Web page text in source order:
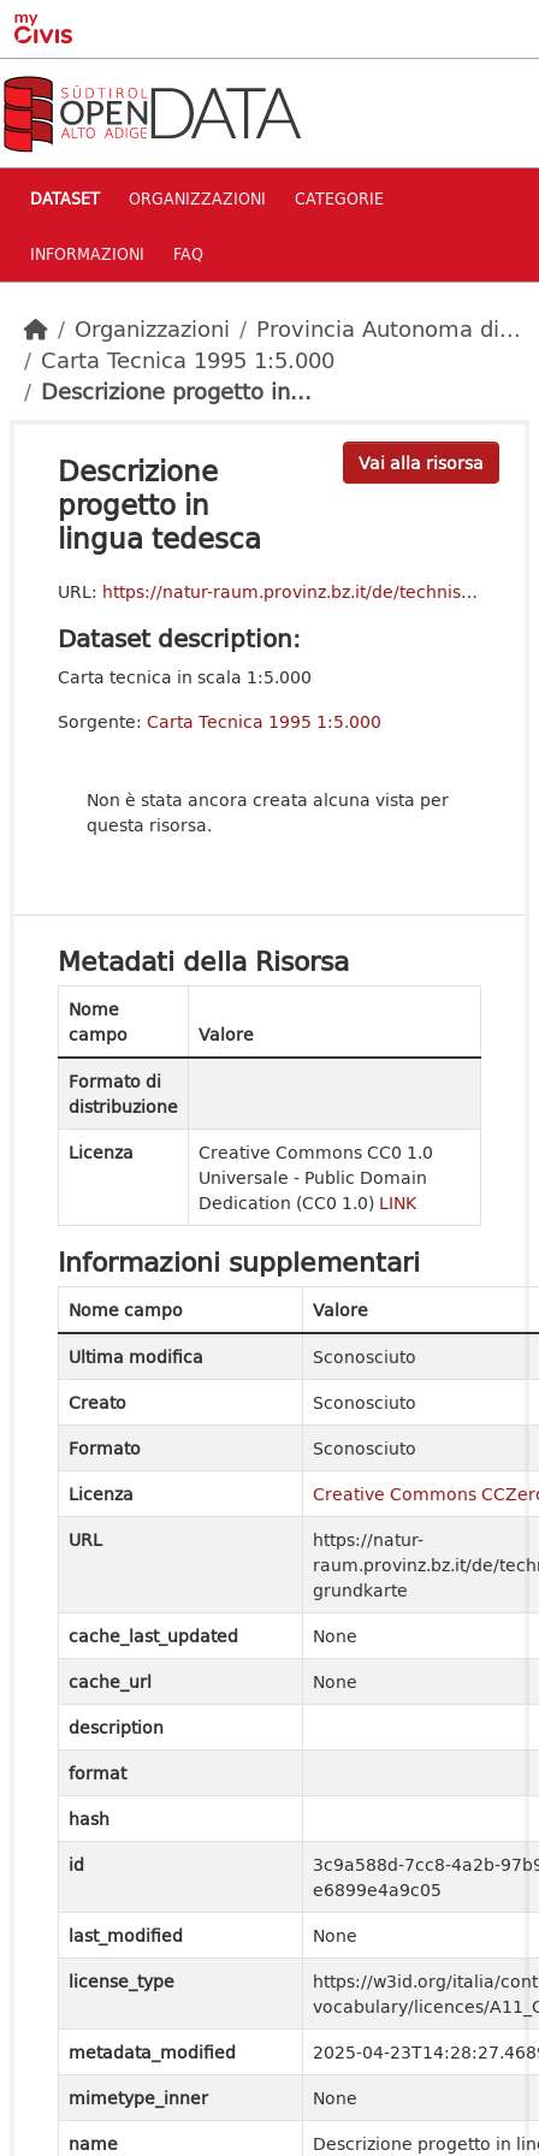
Skip to main content
DATASET ORGANIZZAZIONI CATEGORIE
INFORMAZIONI FAQ
Organizzazioni
Provincia Autonoma di...
Carta Tecnica 1995 1:5.000
Descrizione progetto in...
Vai alla risorsa
Descrizione
progetto in
lingua tedesca
URL: https://natur-raum.provinz.bz.it/de/technische-grundkarte
Dataset description:
Carta tecnica in scala 1:5.000
Sorgente: Carta Tecnica 1995 1:5.000
Non è stata ancora creata alcuna vista per
questa risorsa.
Metadati della Risorsa
Nome
campo
Valore
Formato di
distribuzione
Licenza
Creative Commons CC0 1.0
Universale - Public Domain
Dedication (CC0 1.0) LINK
Informazioni supplementari
Nome campo
Valore
Ultima modifica
Sconosciuto
Creato
Sconosciuto
Formato
Sconosciuto
Licenza
Creative Commons
URL
https://natur-
raum.provinz.bz.it/de/
grundkarte
cache_last_updated
None
cache_url
None
description
format
hash
id
3c9a588d-7cc8-4a2b-
e6899e4a9c05
last_modified
None
license_type
https://w3id.org/italia/
vocabulary/licences/
metadata_modified
2025-04-
mimetype_inner
None
name
Descrizione progetto in